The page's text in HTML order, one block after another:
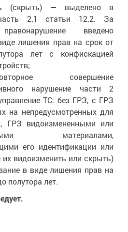
(скрыть) — выделено в
2.1 статьи 12.2. За
введено
лишения прав на срок от
лет с конфискацией
совершение
нарушение части 2
ТС: без ГРЗ, с ГРЗ
на непредусмотренных для
ГРЗ видоизмененными или
материалами,
его идентификации или
видоизменить или скрыть)
в виде лишения прав на
полутора лет.